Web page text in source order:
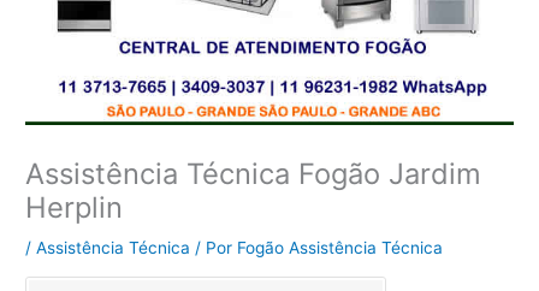
Assistência Técnica Fogão Jardim
Herplin
/Assistência Técnica / Por Fogão Assistência Técnica